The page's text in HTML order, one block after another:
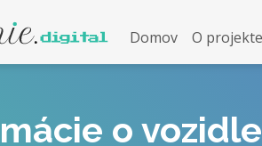
Domov O projekte
o